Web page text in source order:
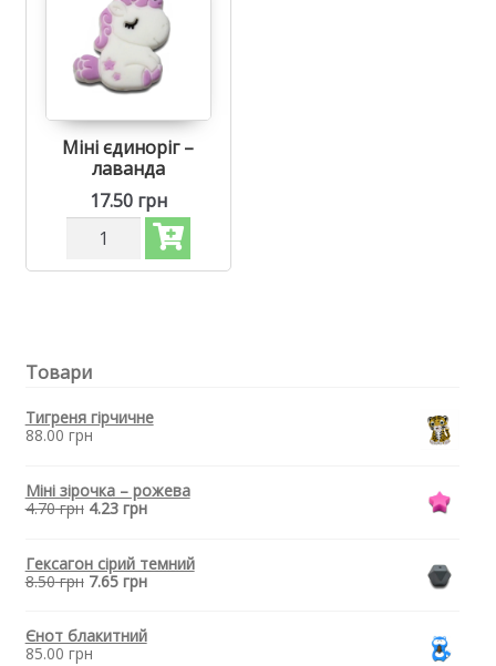
Міні
єдиноріг
Рожевий
кварц
Міні єдиноріг –
лаванда
17.50грн
Силіконова
бусинка,
бусина
Міні
Лаванда
кількість
Товари
Тигреня гірчичне
88.00 грн
Міні зірочка – рожева
4.70грн 4.23грн
Гексагон сірий темний
8.50грн 7.65грн
Єнот блакитний
85.00 грн